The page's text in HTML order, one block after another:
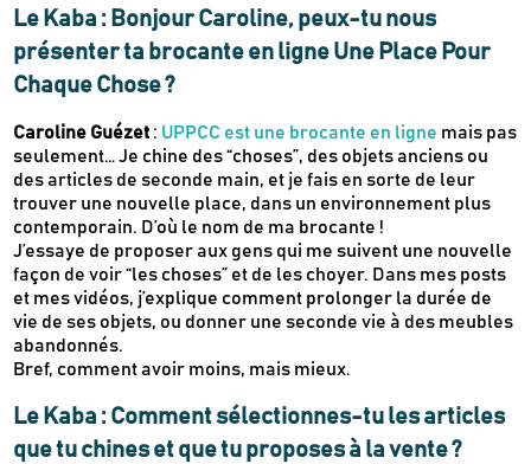
Le Kaba : Bonjour Caroline, peux-tu nous
présenter ta brocante en ligne Une Place Pour
Chaque Chose ?
Caroline Guézet : UPPCC est une brocante en ligne mais pas
seulement… Je chine des “choses”, des objets anciens ou
des articles de seconde main, et je fais en sorte de leur
trouver une nouvelle place, dans un environnement plus
contemporain. D’où le nom de ma brocante !
J’essaye de proposer aux gens qui me suivent une nouvelle
façon de voir “les choses” et de les choyer. Dans mes posts
et mes vidéos, j’explique comment prolonger la durée de
vie de ses objets, ou donner une seconde vie à des meubles
abandonnés.
Bref, comment avoir moins, mais mieux.
Le Kaba : Comment sélectionnes-tu les articles
que tu chines et que tu proposes à la vente ?